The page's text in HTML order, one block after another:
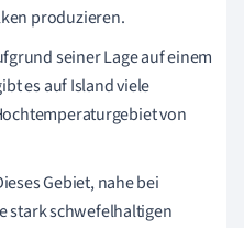
produzieren.
seiner Lage auf einem
es auf Island viele
von
Gebiet, nahe bei
stark schwefelhaltigen